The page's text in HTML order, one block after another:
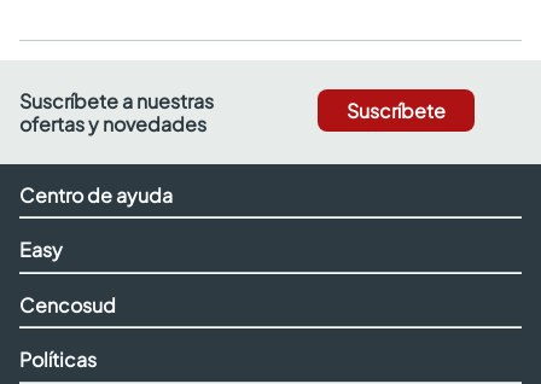
Suscríbete a nuestras
ofertas y novedades
Suscríbete
Centro de ayuda
Easy
Cencosud
Políticas